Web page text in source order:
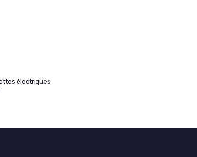
électriques